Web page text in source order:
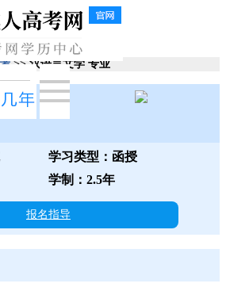
>> 汉语言文学 专业
学习类型：函授
学制：2.5年
报名指导